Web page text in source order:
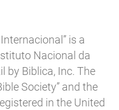
is a
Nacional da
by Biblica, Inc. The
Society” and the
in the United